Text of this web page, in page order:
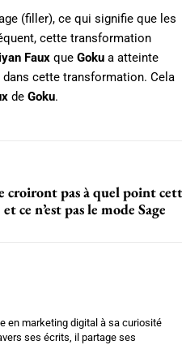
(filler), ce qui signifie que les
cette transformation
Faux que Goku a atteinte
cette transformation. Cela
de Goku.
croiront pas à quel point
ce n’est pas le mode Sage
en marketing digital à sa curiosité
ses écrits, il partage ses